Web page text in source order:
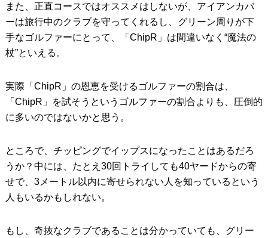
また、正直コースではオススメはしないが、アイアンカバ
ーは旅行中のクラブを守ってくれるし、グリーン周りが下
手なゴルファーにとって、「ChipR」は間違いなく“魔法の
杖”といえる。
実際「ChipR」の恩恵を受けるゴルファーの割合は、
「ChipR」を試そうというゴルファーの割合よりも、圧倒的
に多いのではないかと思う。
ところで、チッピングでイップスになったことはあるだろ
うか？中には、たとえ30回トライしても40ヤードからの寄
せで、3メートル以内に寄せられない人を知っているという
人もいるかもしれない。
もし、奇抜なクラブであることは分かっていても、グリー